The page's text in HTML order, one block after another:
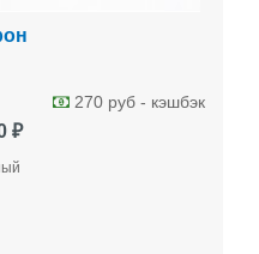
270 руб - кэшбэк
₽